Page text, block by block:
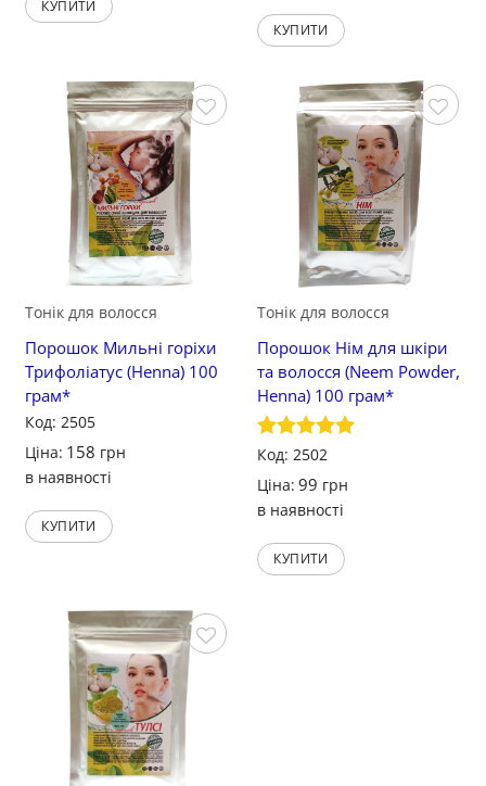
КУПИТИ
КУПИТИ
Зберегти
Тонік для волосся
Порошок Мильні горіхи
Трифоліатус (Henna) 100
грам*
Код: 2505
Ціна: 158 грн
в наявності
КУПИТИ
Зберегти
Тонік для волосся
Порошок Нім для шкіри
та волосся (Neem Powder,
Henna) 100 грам*
Оцінено в
Код: 2502
Ціна: 99 грн
в наявності
КУПИТИ
Зберегти